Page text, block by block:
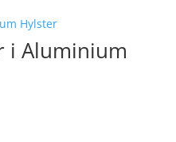
i Aluminium